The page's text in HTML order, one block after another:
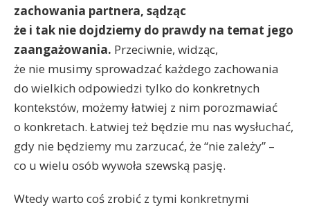
zachowania partnera, sądząc
że i tak nie dojdziemy do prawdy na temat jego
zaangażowania. Przeciwnie, widząc,
że nie musimy sprowadzać każdego zachowania
do wielkich odpowiedzi tylko do konkretnych
kontekstów, możemy łatwiej z nim porozmawiać
o konkretach. Łatwiej też będzie mu nas wysłuchać,
gdy nie będziemy mu zarzucać, że “nie zależy” –
co u wielu osób wywoła szewską pasję.
Wtedy warto coś zrobić z tymi konkretnymi